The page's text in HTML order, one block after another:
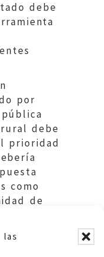
debe
por
debe
prioridad
como
de
en